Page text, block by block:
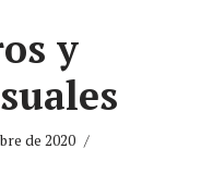
y
de 2020